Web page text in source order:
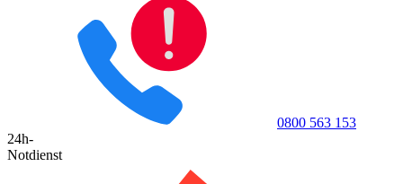
0800 563 153
24h-
Notdienst